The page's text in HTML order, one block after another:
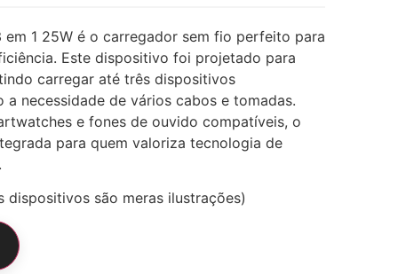
em 1 25W é o carregador sem fio perfeito para
Este dispositivo foi projetado para
carregar até três dispositivos
a necessidade de vários cabos e tomadas.
e fones de ouvido compatíveis, o
para quem valoriza tecnologia de
dispositivos são meras ilustrações)